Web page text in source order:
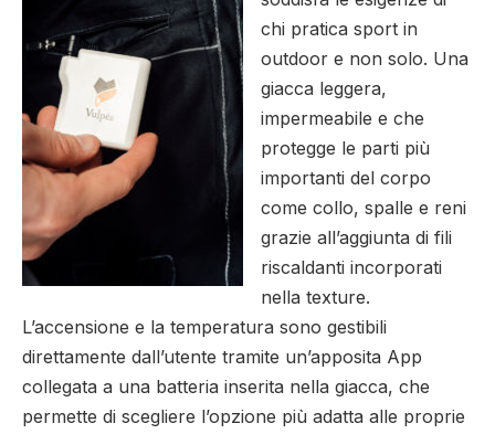
chi pratica sport in
outdoor e non solo. Una
giacca leggera,
impermeabile e che
protegge le parti più
importanti del corpo
come collo, spalle e reni
grazie all’aggiunta di fili
riscaldanti incorporati
nella texture.
L’accensione e la temperatura sono gestibili
direttamente dall’utente tramite un’apposita App
collegata a una batteria inserita nella giacca, che
permette di scegliere l’opzione più adatta alle proprie